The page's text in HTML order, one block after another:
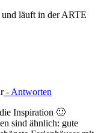
läuft in der ARTE
- Antworten
Inspiration 🙂
sind ähnlich: gute